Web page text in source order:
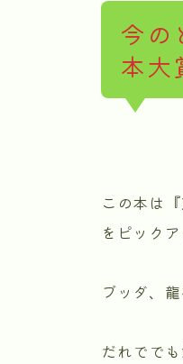
今
本大
この本は
をピック
ブッダ、
だれでで